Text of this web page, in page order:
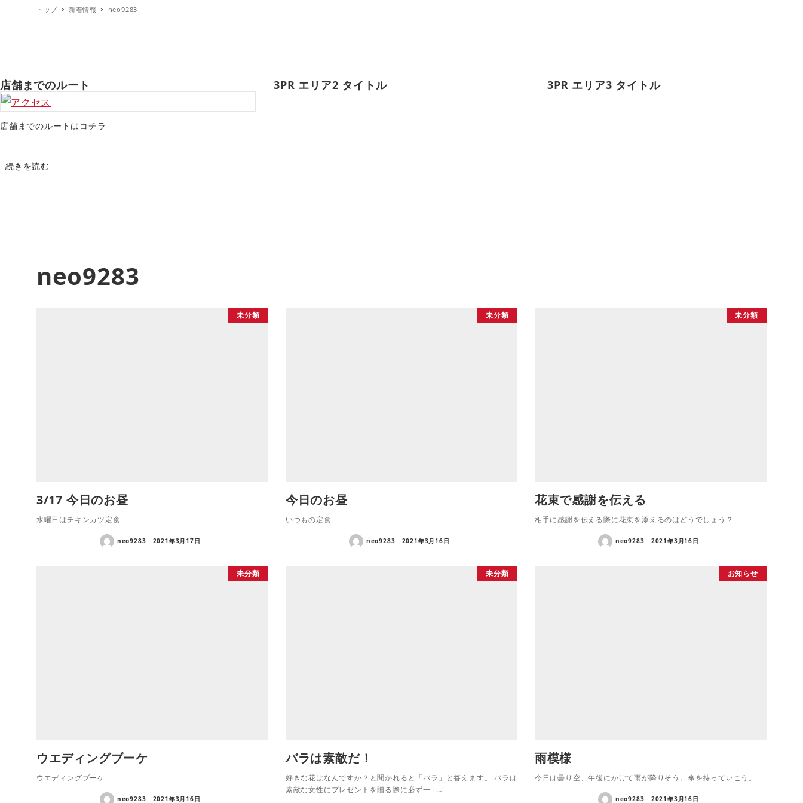
トップ 新着情報 neo9283
店舗までのルート
店舗までのルートはコチラ
続きを読む
3PR エリア2 タイトル 3PR エリア3 タイトル
neo9283
未分類
3/17 今日のお昼
水曜日はチキンカツ定食
neo9283 2021年3月17日
未分類
今日のお昼
いつもの定食
neo9283 2021年3月16日
未分類
花束で感謝を伝える
相手に感謝を伝える際に花束を添えるのはどうでしょう？
neo9283 2021年3月16日
未分類
ウエディングブーケ
ウエディングブーケ
neo9283 2021年3月16日
未分類
バラは素敵だ！
好きな花はなんですか？と聞かれると「バラ」と答えます。 バラは
素敵な女性にプレゼントを贈る際に必ず一 […]
お知らせ
雨模様
今日は曇り空、午後にかけて雨が降りそう。傘を持っていこう。
neo9283 2021年3月16日